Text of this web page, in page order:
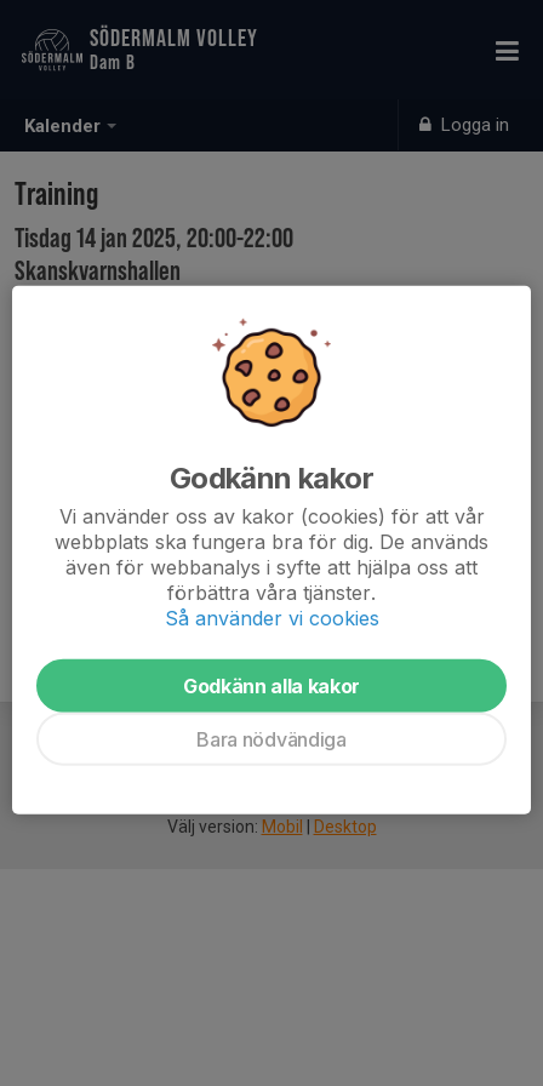
Kalender Logga in
SÖDERMALM VOLLEY
Dam B
Training
Tisdag 14 jan 2025, 20:00-22:00
Skanskvarnshallen
Välj version: Mobil Desktop
Godkänn kakor
Vi använder oss av kakor (cookies) för att vår
webbplats ska fungera bra för dig. De används
även för webbanalys i syfte att hjälpa oss att
förbättra våra tjänster.
Så använder vi cookies
Godkänn alla kakor
Bara nödvändiga